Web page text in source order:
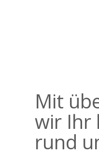
Mit
wir Ihr
rund